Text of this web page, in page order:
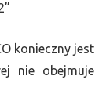
konieczny jest
nie obejmuje